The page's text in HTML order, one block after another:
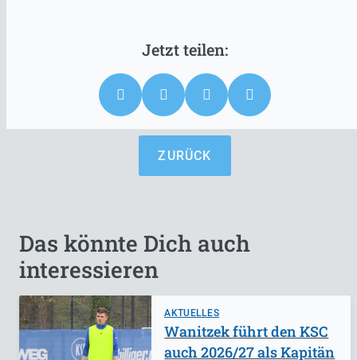
ZURÜCK
Das könnte Dich auch
interessieren
AKTUELLES
Wanitzek führt den KSC
auch 2026/27 als Kapitän